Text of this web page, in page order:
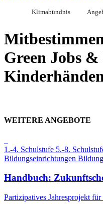
Klimabündnis
Green Jobs
WEITERE ANGEBOTE
1.-4. Schulstufe 5.-8.
Bildungseinrichtungen
Handbuch:
Partizipatives Jahresprojekt